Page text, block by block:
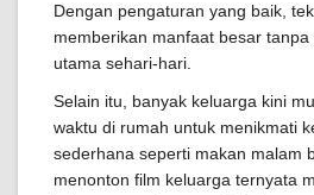
Dengan pengaturan yang baik,
memberikan manfaat besar
utama sehari-hari.
Selain itu, banyak keluarga kini
waktu di rumah untuk menikmati
sederhana seperti makan malam
menonton film keluarga ternyata